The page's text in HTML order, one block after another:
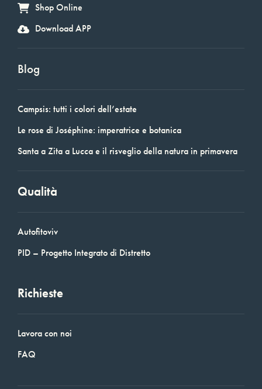
Shop Online
Download APP
Blog
Campsis: tutti i colori dell’estate
Le rose di Joséphine: imperatrice e botanica
Santa a Zita a Lucca e il risveglio della natura in primavera
Qualità
Autofitoviv
PID – Progetto Integrato di Distretto
Richieste
Lavora con noi
FAQ